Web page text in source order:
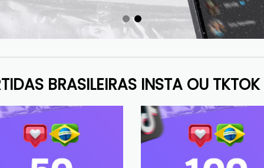
BRASILEIRAS INSTA OU